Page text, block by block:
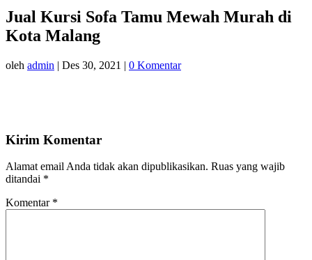
Jual Kursi Sofa Tamu Mewah Murah di
Kota Malang
oleh admin | Des 30, 2021 | 0 Komentar
Kirim Komentar
Alamat email Anda tidak akan dipublikasikan. Ruas yang wajib
ditandai *
Komentar *